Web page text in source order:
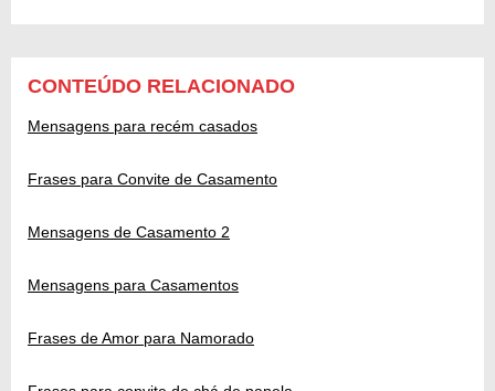
CONTEÚDO RELACIONADO
Mensagens para recém casados
Frases para Convite de Casamento
Mensagens de Casamento 2
Mensagens para Casamentos
Frases de Amor para Namorado